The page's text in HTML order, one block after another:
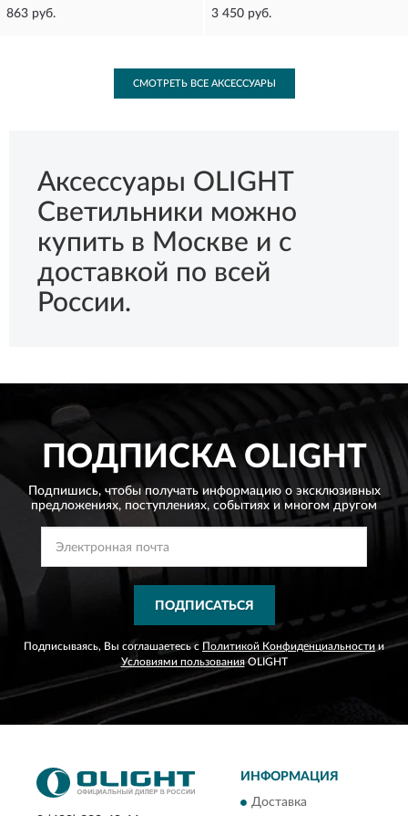
863 руб.
3 450 руб.
СМОТРЕТЬ ВСЕ АКСЕССУАРЫ
Аксессуары OLIGHT
Светильники можно
купить в Москве и с
доставкой по всей
России.
ПОДПИСКАOLIGHT
Подпишись, чтобы получать информацию о эксклюзивных
предложениях, поступлениях, событиях и многом другом
ПОДПИСАТЬСЯ
Подписываясь, Вы соглашаетесь с Политикой Конфиденциальности и
Условиями пользованияOLIGHT
ИНФОРМАЦИЯ
Доставка